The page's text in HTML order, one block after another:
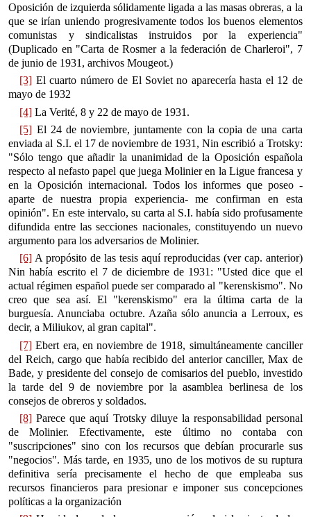
Oposición de izquierda sólidamente ligada a las masas obreras, a la
que se irían uniendo progresivamente todos los buenos elementos
comunistas y sindicalistas instruidos por la experiencia"
(Duplicado en "Carta de Rosmer a la federación de Charleroi", 7
de junio de 1931, archivos Mougeot.)
[3] El cuarto número de El Soviet no aparecería hasta el 12 de
mayo de 1932
[4] La Verité, 8 y 22 de mayo de 1931.
[5] El 24 de noviembre, juntamente con la copia de una carta
enviada al S.I. el 17 de noviembre de 1931, Nin escribió a Trotsky:
"Sólo tengo que añadir la unanimidad de la Oposición española
respecto al nefasto papel que juega Molinier en la Ligue francesa y
en la Oposición internacional. Todos los informes que poseo -
aparte de nuestra propia experiencia- me confirman en esta
opinión". En este intervalo, su carta al S.I. había sido profusamente
difundida entre las secciones nacionales, constituyendo un nuevo
argumento para los adversarios de Molinier.
[6] A propósito de las tesis aquí reproducidas (ver cap. anterior)
Nin había escrito el 7 de diciembre de 1931: "Usted dice que el
actual régimen español puede ser comparado al "kerenskismo". No
creo que sea así. El "kerenskismo" era la última carta de la
burguesía. Anunciaba octubre. Azaña sólo anuncia a Lerroux, es
decir, a Miliukov, al gran capital".
[7] Ebert era, en noviembre de 1918, simultáneamente canciller
del Reich, cargo que había recibido del anterior canciller, Max de
Bade, y presidente del consejo de comisarios del pueblo, investido
la tarde del 9 de noviembre por la asamblea berlinesa de los
consejos de obreros y soldados.
[8] Parece que aquí Trotsky diluye la responsabilidad personal
de Molinier. Efectivamente, este último no contaba con
"suscripciones" sino con los recursos que debían procurarle sus
"negocios". Más tarde, en 1935, uno de los motivos de su ruptura
definitiva sería precisamente el hecho de que empleaba sus
recursos financieros para presionar e imponer sus concepciones
políticas a la organización